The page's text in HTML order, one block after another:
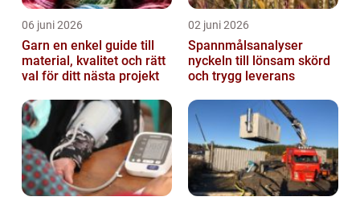
06 juni 2026
Garn en enkel guide till
material, kvalitet och rätt
val för ditt nästa projekt
02 juni 2026
Spannmålsanalyser
nyckeln till lönsam skörd
och trygg leverans